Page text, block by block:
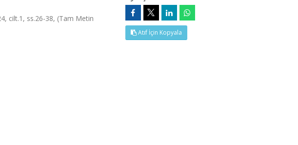
cilt.1, ss.26-38, (Tam Metin
Atıf İçin Kopyala